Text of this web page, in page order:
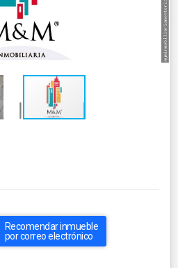
Recomendar inmueble
por correo electrónico